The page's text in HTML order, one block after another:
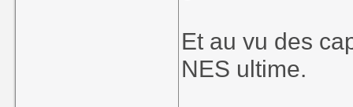
Et au vu des
NES ultime.